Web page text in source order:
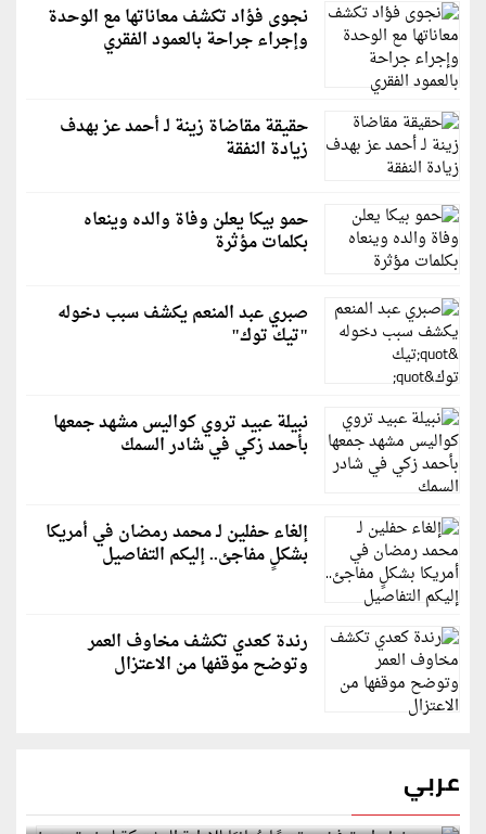
نجوى فؤاد تكشف معاناتها مع الوحدة
وإجراء جراحة بالعمود الفقري
حقيقة مقاضاة زينة لـ أحمد عز بهدف
زيادة النفقة
حمو بيكا يعلن وفاة والده وينعاه
بكلمات مؤثرة
صبري عبد المنعم يكشف سبب دخوله
"تيك توك"
نبيلة عبيد تروي كواليس مشهد جمعها
بأحمد زكي في شادر السمك
إلغاء حفلين لـ محمد رمضان في أمريكا
بشكلٍ مفاجئ.. إليكم التفاصيل
رندة كعدي تكشف مخاوف العمر
وتوضح موقفها من الاعتزال
عربي
رويترز: إيران ترفض مقترحًا عُمانيًا للإدارة المشتركة
لمضيق هرمز